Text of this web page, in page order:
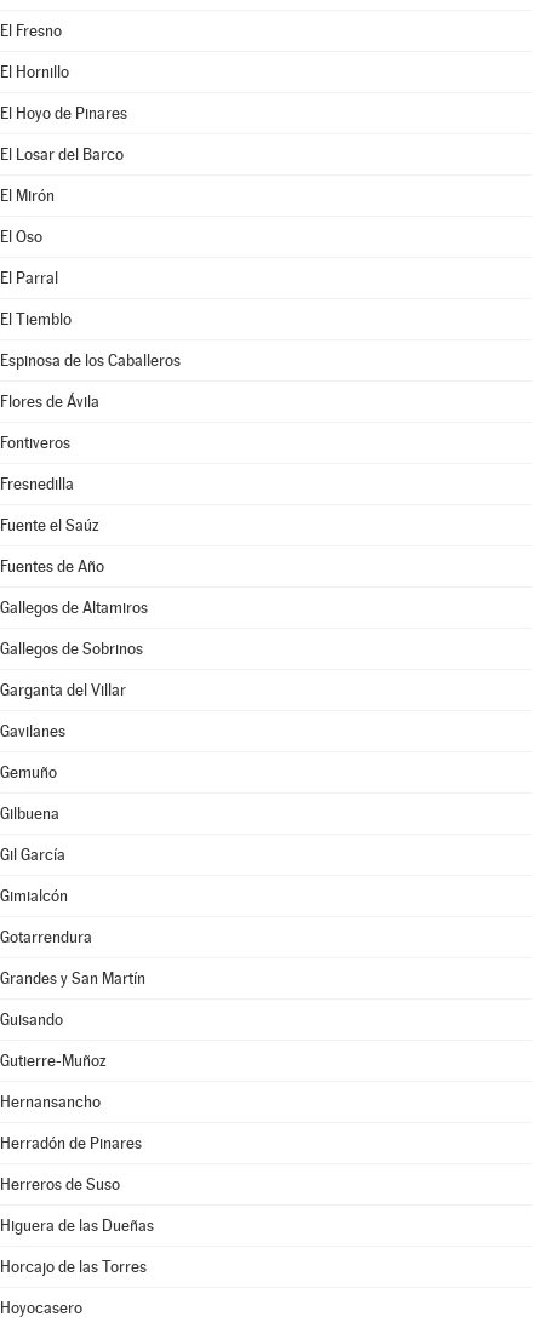
El Fresno
El Hornillo
El Hoyo de Pinares
El Losar del Barco
El Mirón
El Oso
El Parral
El Tiemblo
Espinosa de los Caballeros
Flores de Ávila
Fontiveros
Fresnedilla
Fuente el Saúz
Fuentes de Año
Gallegos de Altamiros
Gallegos de Sobrinos
Garganta del Villar
Gavilanes
Gemuño
Gilbuena
Gil García
Gimialcón
Gotarrendura
Grandes y San Martín
Guisando
Gutierre-Muñoz
Hernansancho
Herradón de Pinares
Herreros de Suso
Higuera de las Dueñas
Horcajo de las Torres
Hoyocasero